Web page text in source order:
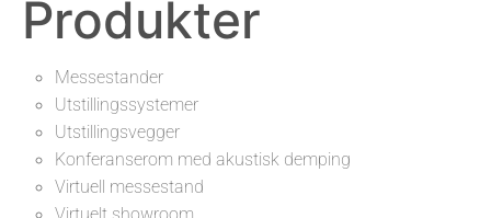
Produkter
Messestander
Utstillingssystemer
Utstillingsvegger
Konferanserom med akustisk demping
Virtuell messestand